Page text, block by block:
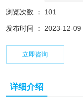
浏览次数 ： 101
发布时间 ： 2023-12-09
立即咨询
详细介绍